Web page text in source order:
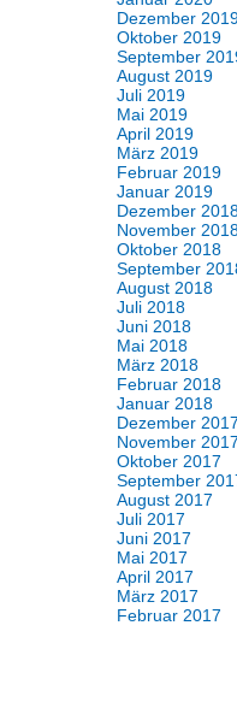
Dezember
Oktober 2019
September
August 2019
Juli 2019
Mai 2019
April 2019
März 2019
Februar 2019
Januar 2019
Dezember
November
Oktober 2018
September
August 2018
Juli 2018
Juni 2018
Mai 2018
März 2018
Februar 2018
Januar 2018
Dezember 2017
November 2017
Oktober 2017
September
August 2017
Juli 2017
Juni 2017
Mai 2017
April 2017
März 2017
Februar 2017